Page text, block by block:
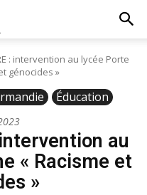
: intervention au lycée Porte
génocides »
Éducation
au
« Racisme et
»